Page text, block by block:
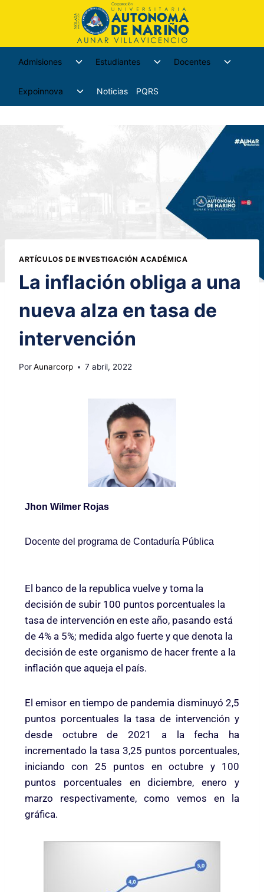
Admisiones Estudiantes Docentes
Expoinnova Noticias PQRS
ARTÍCULOS DE INVESTIGACIÓN ACADÉMICA
La inflación obliga a una
nueva alza en tasa de
intervención
PorAunarcorp 7 abril, 2022
Jhon Wilmer Rojas
Docente del programa de Contaduría Pública
El banco de la republica vuelve y toma la
decisión de subir 100 puntos porcentuales la
tasa de intervención en este año, pasando está
de 4% a 5%; medida algo fuerte y que denota la
decisión de este organismo de hacer frente a la
inflación que aqueja el país.
El emisor en tiempo de pandemia disminuyó 2,5
puntos porcentuales la tasa de intervención y
desde octubre de 2021 a la fecha ha
incrementado la tasa 3,25 puntos porcentuales,
iniciando con 25 puntos en octubre y 100
puntos porcentuales en diciembre, enero y
marzo respectivamente, como vemos en la
gráfica.